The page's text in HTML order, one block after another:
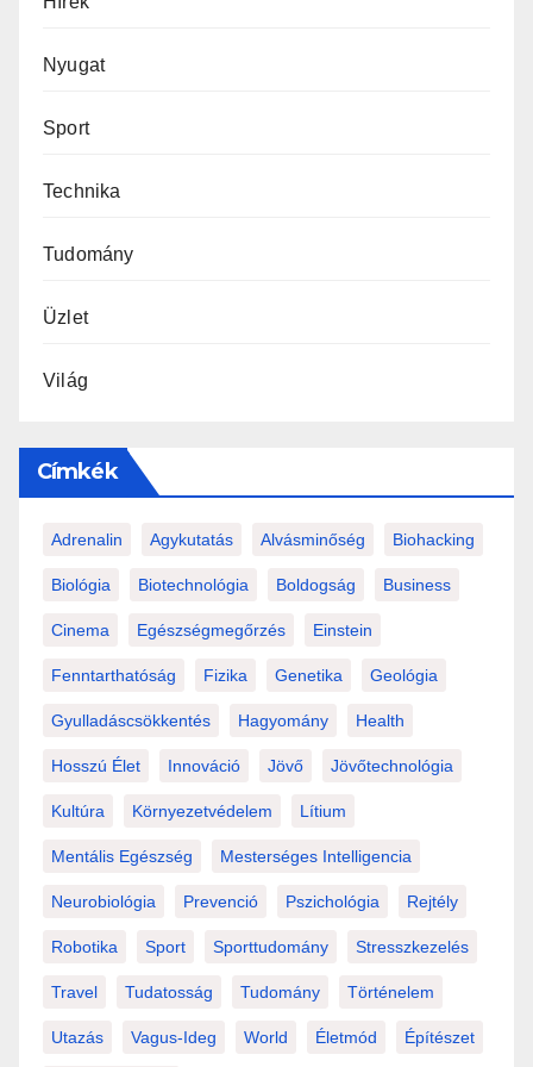
Nyugat
Sport
Technika
Tudomány
Üzlet
Világ
Címkék
Adrenalin Agykutatás Alvásminőség Biohacking
Biológia Biotechnológia Boldogság Business
Cinema Egészségmegőrzés Einstein
Fenntarthatóság Fizika Genetika Geológia
Gyulladáscsökkentés Hagyomány Health
Hosszú Élet Innováció Jövő Jövőtechnológia
Kultúra Környezetvédelem Lítium
Mentális Egészség Mesterséges Intelligencia
Neurobiológia Prevenció Pszichológia Rejtély
Robotika Sport Sporttudomány Stresszkezelés
Travel Tudatosság Tudomány Történelem
Utazás Vagus-Ideg World Életmód Építészet